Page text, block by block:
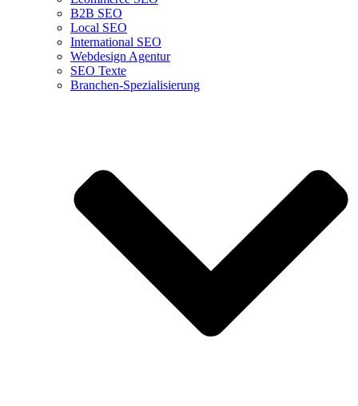
B2B SEO
Local SEO
International SEO
Webdesign Agentur
SEO Texte
Branchen-Spezialisierung